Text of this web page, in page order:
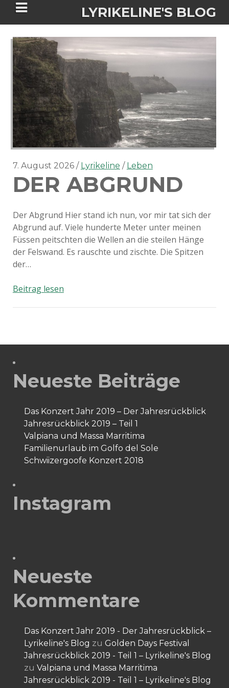
LYRIKELINE'S BLOG
Tania Morgan's Blog über alles, was
sie im Leben bewegt.
ÜBER DIE AUTORIN
IGASHO UND CHIMALIS KAYA
NIEMALS FÜR IMMER (ROMAN)
NIGHTMARES
BÜCHERSHOPS
DATENSCHUTZERKLÄRUNG
IMPRESSUM
7. August 2026 Lyrikeline Leben
DER ABGRUND
Der Abgrund Hier stand ich nun, vor mir tat sich der
Abgrund auf. Viele hunderte Meter unter meinen
Füssen peitschten die Wellen an die steilen Hänge
der Felswand. Es rauschte und zischte. Die Spitzen
der…
Beitrag lesenDer
Neueste Beiträge
Das Konzert Jahr 2019 – Der Jahresrückblick
Jahresrückblick 2019 – Teil 1
Valpiana und Massa Marritima
Familienurlaub im Golfo del Sole
Schwiizergoofe Konzert 2018
Instagram
Neueste
Kommentare
Das Konzert Jahr 2019 - Der Jahresrückblick –
Lyrikeline's Blog zu Golden Days Festival
Jahresrückblick 2019 - Teil 1 – Lyrikeline's Blog
zu Valpiana und Massa Marritima
Jahresrückblick 2019 - Teil 1 – Lyrikeline's Blog